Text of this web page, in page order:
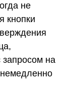
не
кнопки
на